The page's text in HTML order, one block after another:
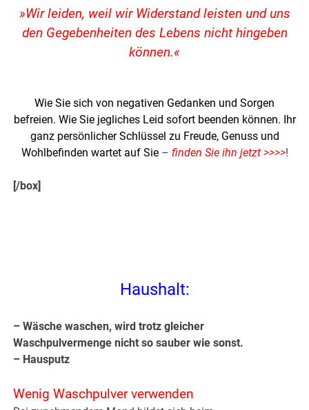
»Wir leiden, weil wir Widerstand leisten und uns
den Gegebenheiten des Lebens nicht hingeben
können.«
Wie Sie sich von negativen Gedanken und Sorgen
befreien. Wie Sie jegliches Leid sofort beenden können. Ihr
ganz persönlicher Schlüssel zu Freude, Genuss und
Wohlbefinden wartet auf Sie– finden Sie ihn jetzt >>>>!
[/box]
Haushalt:
– Wäsche waschen, wird trotz gleicher
Waschpulvermenge nicht so sauber wie sonst.
– Hausputz
Wenig Waschpulver verwenden